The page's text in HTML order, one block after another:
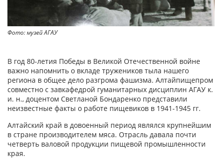
Фото: музей АГАУ
В год 80-летия Победы в Великой Отечественной войне
важно напомнить о вкладе тружеников тыла нашего
региона в общее дело разгрома фашизма. Алтайпищепром
совместно с завкафедрой гуманитарных дисциплин АГАУ к.
и. н., доцентом Светланой Бондаренко представили
неизвестные факты о работе пищевиков в 1941-1945 гг.
Алтайский край в довоенный период являлся крупнейшим
в стране производителем мяса. Отрасль давала почти
четверть валовой продукции пищевой промышленности
края.